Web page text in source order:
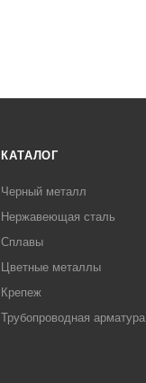
КАТАЛОГ
Черный металл
Нержавеющая сталь
Сплавы
Цветные металлы
Крепеж
Трубопроводная арматура